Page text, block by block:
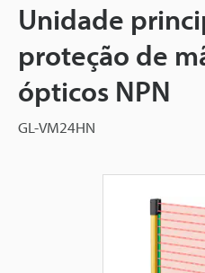
Unidade
proteção de
ópticos NPN
GL-VM24HN